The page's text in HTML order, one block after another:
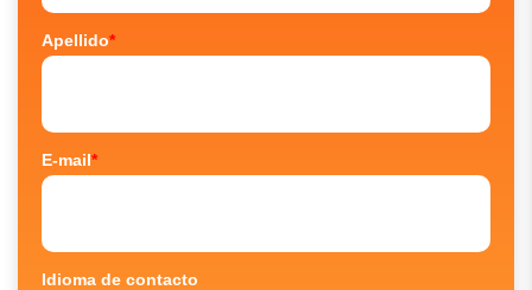
Apellido*
E-mail*
Idioma de contacto